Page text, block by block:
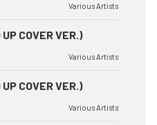
Various Artists
COVER VER.)
Various Artists
COVER VER.)
Various Artists